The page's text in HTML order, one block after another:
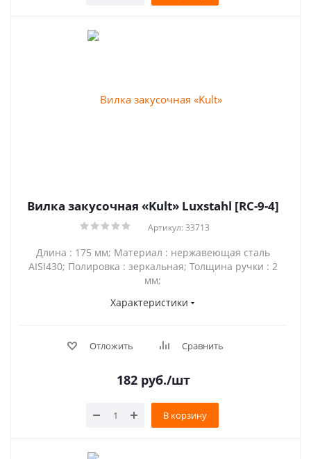
Вилка закусочная «Kult» Luxstahl [RC-9-4]
Артикул: 33713
Длина : 175 мм; Материал : нержавеющая сталь
AISI430; Полировка : зеркальная; Толщина ручки : 2
мм;
Характеристики
Отложить Сравнить
182руб./шт
В корзину